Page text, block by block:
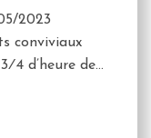
2023
conviviaux
d’heure de...